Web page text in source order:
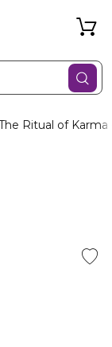
Ritual of